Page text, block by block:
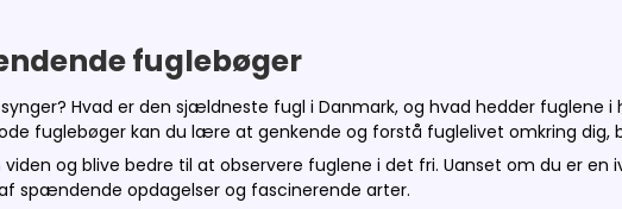
fuglebøger
Hvad er den sjældneste fugl i Danmark, og hvad hedder fuglene
fuglebøger kan du lære at genkende og forstå fuglelivet omkring dig,
og blive bedre til at observere fuglene i det fri. Uanset om du er en
spændende opdagelser og fascinerende arter.